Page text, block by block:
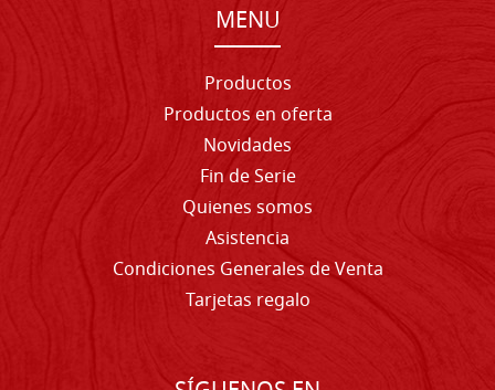
MENU
Productos
Productos en oferta
Novidades
Fin de Serie
Quienes somos
Asistencia
Condiciones Generales de Venta
Tarjetas regalo